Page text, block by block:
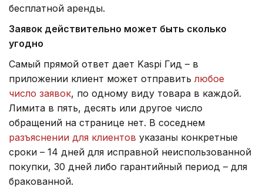
бесплатной аренды.
Заявок действительно может быть сколько
угодно
Самый прямой ответ дает Kaspi Гид – в
приложении клиент может отправить любое
число заявок, по одному виду товара в каждой.
Лимита в пять, десять или другое число
обращений на странице нет. В соседнем
разъяснении для клиентов указаны конкретные
сроки – 14 дней для исправной неиспользованной
покупки, 30 дней либо гарантийный период – для
бракованной.